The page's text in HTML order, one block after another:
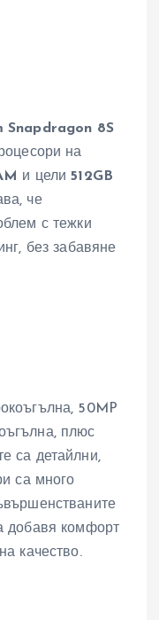
Snapdragon 8S
на
и цели512GB
че
с тежки
без забавяне
50MP
плюс
са детайлни,
са много
добавя комфорт
качество.